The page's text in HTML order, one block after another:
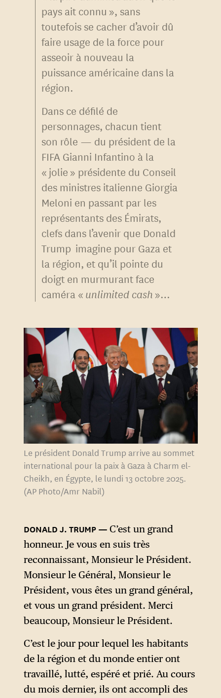
pays ait connu », sans
toutefois se cacher d’avoir dû
faire usage de la force pour
asseoir à nouveau la
puissance américaine dans la
région.
Dans ce défilé de
personnages, chacun tient
son rôle — du président de la
FIFA Gianni Infantino à la
« jolie » présidente du Conseil
des ministres italienne Giorgia
Meloni en passant par les
représentants des Émirats,
clefs dans l’avenir que Donald
Trump imagine pour Gaza et
la région, et qu’il pointe du
doigt en murmurant face
caméra « unlimited cash »…
Le président Donald Trump arrive au sommet
international pour la paix à Gaza à Charm el-
Cheikh, en Égypte, le lundi 13 octobre 2025.
(AP Photo/Amr Nabil)
C’est un grand
honneur. Je vous en suis très
reconnaissant, Monsieur le Président.
Monsieur le Général, Monsieur le
Président, vous êtes un grand général,
et vous un grand président. Merci
beaucoup, Monsieur le Président.
C’est le jour pour lequel les habitants
de la région et du monde entier ont
travaillé, lutté, espéré et prié. Au cours
du mois dernier, ils ont accompli des